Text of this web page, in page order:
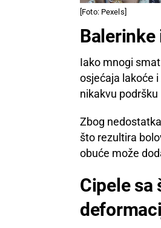
[Foto: Pexels]
Balerinke
Iako mnogi
osjećaja lakoće
nikakvu
Zbog
što rezultira
obuće može
Cipele sa